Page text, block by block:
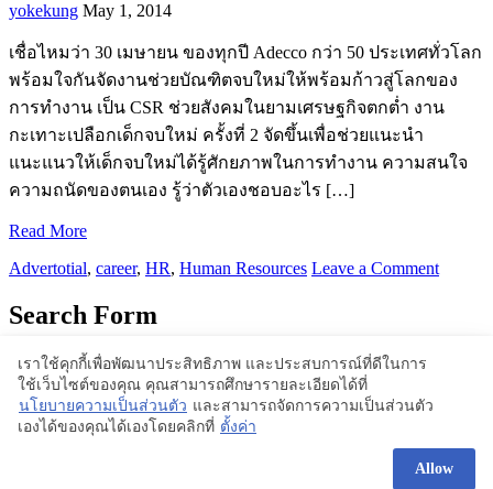
yokekung May 1, 2014
เชื่อไหมว่า 30 เมษายน ของทุกปี Adecco กว่า 50 ประเทศทั่วโลก
พร้อมใจกันจัดงานช่วยบัณฑิตจบใหม่ให้พร้อมก้าวสู่โลกของ
การทำงาน เป็น CSR ช่วยสังคมในยามเศรษฐกิจตกต่ำ งาน
กะเทาะเปลือกเด็กจบใหม่ ครั้งที่ 2 จัดขึ้นเพื่อช่วยแนะนำ
แนะแนวให้เด็กจบใหม่ได้รู้ศักยภาพในการทำงาน ความสนใจ
ความถนัดของตนเอง รู้ว่าตัวเองชอบอะไร […]
Read More
Advertotial, career, HR, Human Resources Leave a Comment
Search Form
Proudly powered by WordPress | Theme: BlogStyle
เราใช้คุกกี้เพื่อพัฒนาประสิทธิภาพ และประสบการณ์ที่ดีในการ
ใช้เว็บไซต์ของคุณ คุณสามารถศึกษารายละเอียดได้ที่
นโยบายความเป็นส่วนตัว และสามารถจัดการความเป็นส่วนตัว
เองได้ของคุณได้เองโดยคลิกที่ ตั้งค่า
Allow